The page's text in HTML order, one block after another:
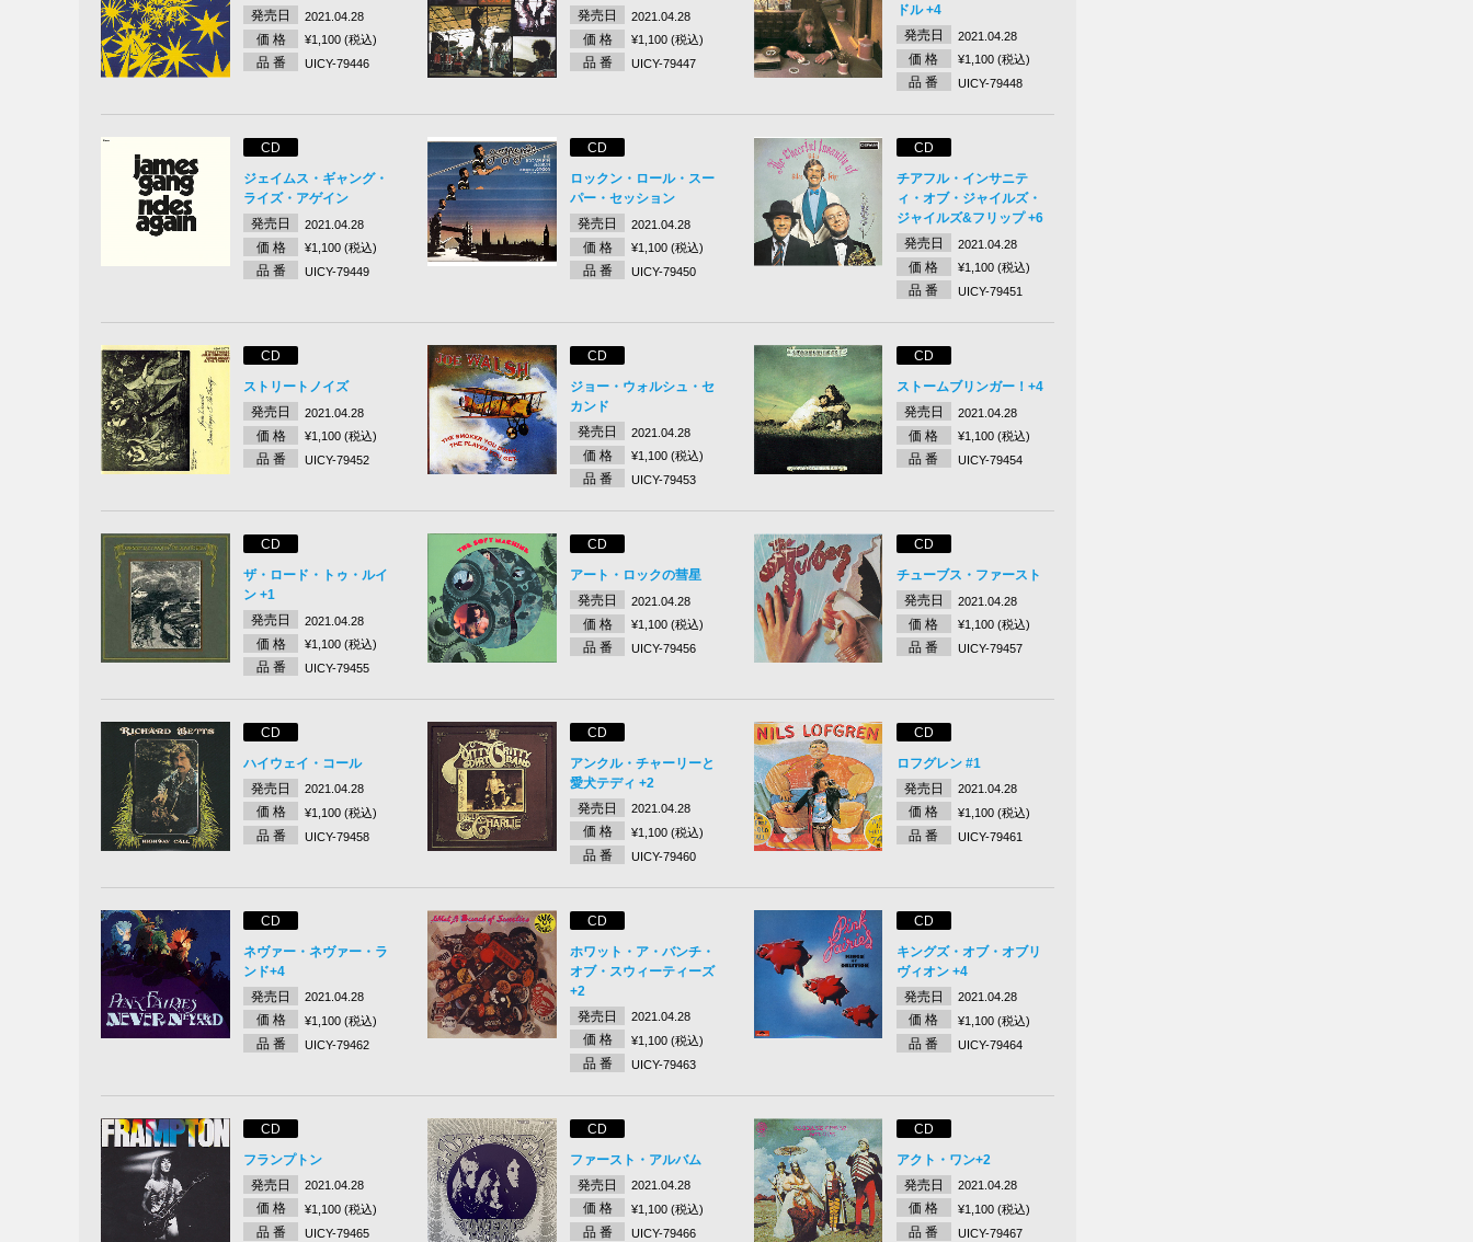
発売日
2021.04.28
価 格 ¥1,100 (税込)
品 番 UICY-79446
発売日
2021.04.28
価 格 ¥1,100 (税込)
品 番 UICY-79447
ドル +4
発売日
2021.04.28
価 格 ¥1,100 (税込)
品 番 UICY-79448
CD
ジェイムス・ギャング・
ライズ・アゲイン
発売日
2021.04.28
価 格 ¥1,100 (税込)
品 番 UICY-79449
CD
ロックン・ロール・スー
パー・セッション
発売日
2021.04.28
価 格 ¥1,100 (税込)
品 番 UICY-79450
CD
チアフル・インサニテ
ィ・オブ・ジャイルズ・
ジャイルズ&フリップ +6
発売日
2021.04.28
価 格 ¥1,100 (税込)
品 番 UICY-79451
CD
ストリートノイズ
発売日
2021.04.28
価 格 ¥1,100 (税込)
品 番 UICY-79452
CD
ジョー・ウォルシュ・セ
カンド
発売日
2021.04.28
価 格 ¥1,100 (税込)
品 番 UICY-79453
CD
ストームブリンガー！+4
発売日
2021.04.28
価 格 ¥1,100 (税込)
品 番 UICY-79454
CD
ザ・ロード・トゥ・ルイ
ン +1
発売日
2021.04.28
価 格 ¥1,100 (税込)
品 番 UICY-79455
CD
アート・ロックの彗星
発売日
2021.04.28
価 格 ¥1,100 (税込)
品 番 UICY-79456
CD
チューブス・ファースト
発売日
2021.04.28
価 格 ¥1,100 (税込)
品 番 UICY-79457
CD
ハイウェイ・コール
発売日
2021.04.28
価 格 ¥1,100 (税込)
品 番 UICY-79458
CD
アンクル・チャーリーと
愛犬テディ +2
発売日
2021.04.28
価 格 ¥1,100 (税込)
品 番 UICY-79460
CD
ロフグレン #1
発売日
2021.04.28
価 格 ¥1,100 (税込)
品 番 UICY-79461
CD
ネヴァー・ネヴァー・ラ
ンド+4
発売日
2021.04.28
価 格 ¥1,100 (税込)
品 番 UICY-79462
CD
ホワット・ア・バンチ・
オブ・スウィーティーズ
+2
発売日
2021.04.28
価 格 ¥1,100 (税込)
品 番 UICY-79463
CD
キングズ・オブ・オブリ
ヴィオン +4
発売日
2021.04.28
価 格 ¥1,100 (税込)
品 番 UICY-79464
CD
フランプトン
発売日
2021.04.28
価 格 ¥1,100 (税込)
品 番 UICY-79465
CD
ファースト・アルバム
発売日
2021.04.28
価 格 ¥1,100 (税込)
品 番 UICY-79466
CD
アクト・ワン+2
発売日
2021.04.28
価 格 ¥1,100 (税込)
品 番 UICY-79467